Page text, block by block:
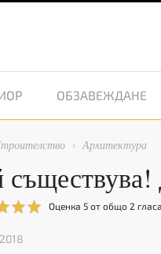
ОБЗАВЕЖДАНЕ
 Архитектура
Оценка 5от общо 2 гласа